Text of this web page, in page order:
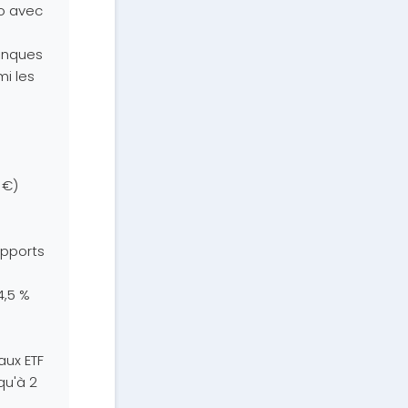
avec
les
€)
%
ETF
2